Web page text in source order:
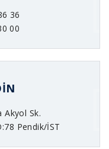
36
00
Akyol Sk.
Pendik/İST